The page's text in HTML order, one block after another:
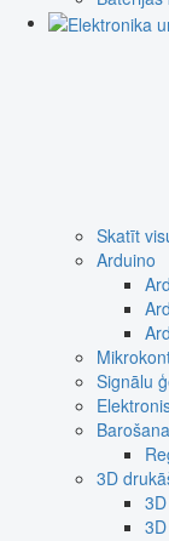
Skatīt
Arduino
Signālu
3D